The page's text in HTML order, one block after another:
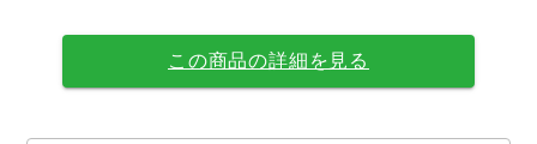
この商品の詳細を見る